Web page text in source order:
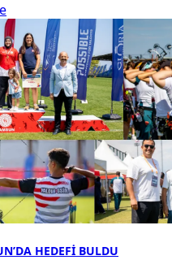
HEDEFİ BULDU